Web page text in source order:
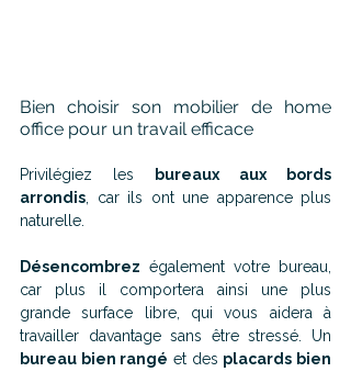
Bien choisir son mobilier de home
office pour un travail efficace
Privilégiez les
bureaux aux bords
arrondis, car ils ont une apparence plus
naturelle.
Désencombrez également votre bureau,
car plus il comportera ainsi une plus
grande surface libre, qui vous aidera à
bureau bien rangé et des placards bien